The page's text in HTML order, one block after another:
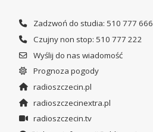
Zadzwoń do studia: 510 777 666
Czujny non stop: 510 777 222
Wyślij do nas wiadomość
Prognoza pogody
radioszczecin.pl
radioszczecinextra.pl
radioszczecin.tv